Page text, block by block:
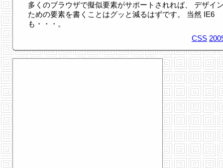
多くのブラウザで擬似要素がサポートされれば、 デザイ
ための要素を書くことはグッと減るはずです。 当然 IE6
も・・・。
CSS